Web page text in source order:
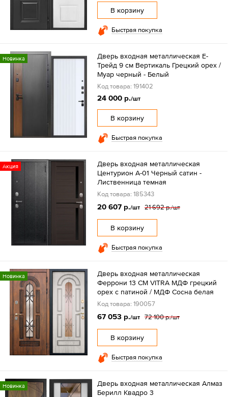
В корзину
Быстрая покупка
Новинка
Дверь входная металлическая Е-
Трейд 9 см Вертикаль Грецкий орех /
Муар черный - Белый
Код товара: 191402
24 000 р./шт
В корзину
Быстрая покупка
Акция
Дверь входная металлическая
Центурион А-01 Черный сатин -
Лиственница темная
Код товара: 185343
20 607 р./шт 21 692 р./шт
В корзину
Быстрая покупка
Новинка
Дверь входная металлическая
Феррони 13 СМ VITRA МДФ грецкий
орех с патиной / МДФ Сосна белая
Код товара: 190057
67 053 р./шт 72 100 р./шт
В корзину
Быстрая покупка
Новинка
Дверь входная металлическая Алмаз
Берилл Квадро 3